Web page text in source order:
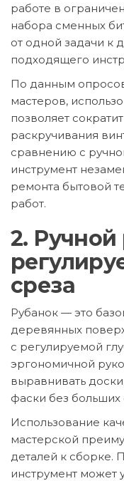
работе в
набора сменных
от одной задачи к
подходящего
По данным
мастеров,
позволяет
раскручивания
сравнению с
инструмент
ремонта бытовой
работ.
2. Ручной
среза
Рубанок — это
деревянных
с регулируемой
эргономичной
выравнивать
фаски без больших
Использование
мастерской
деталей к сборке.
инструмент может